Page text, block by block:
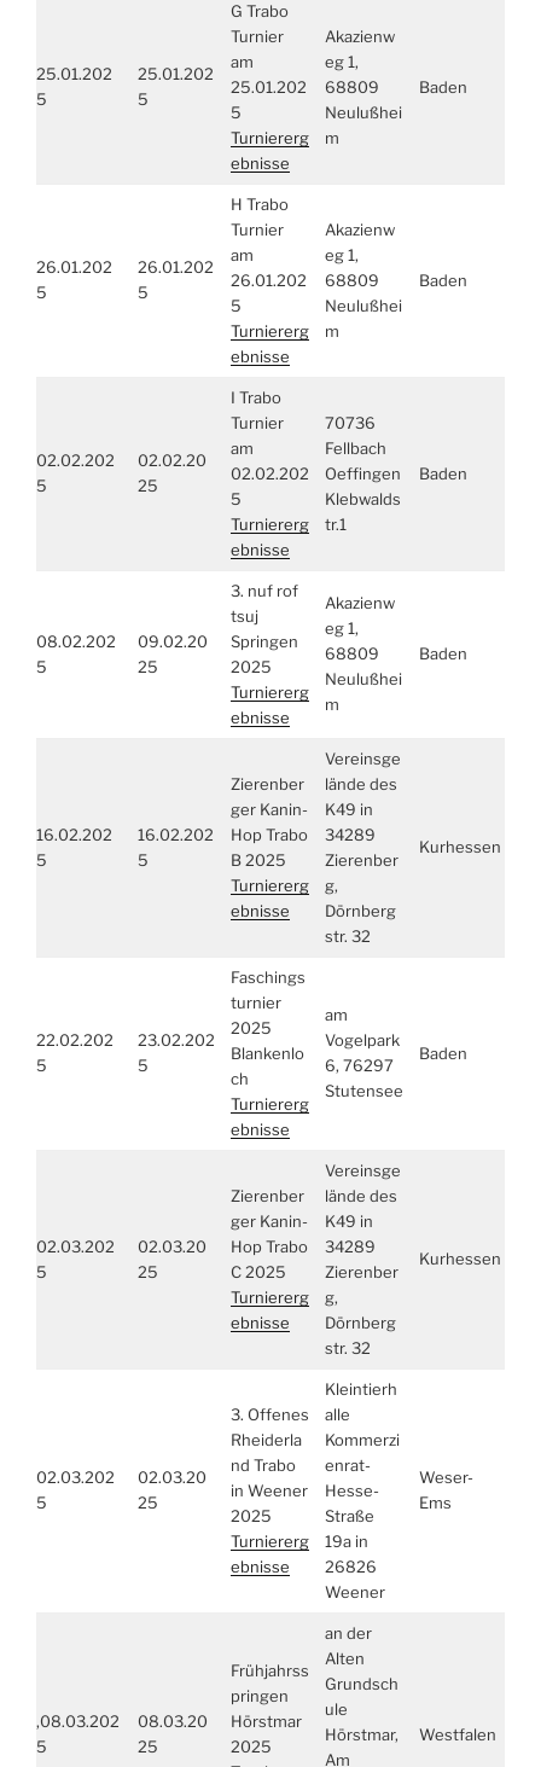
25.01.202
5
25.01.202
5
G Trabo
Turnier
am
25.01.202
5
Turniererg
ebnisse
Akazienw
eg 1,
68809
Neulußhei
m
Baden
26.01.202
5
26.01.202
5
H Trabo
Turnier
am
26.01.202
5
Turniererg
ebnisse
Akazienw
eg 1,
68809
Neulußhei
m
Baden
02.02.202
5
02.02.20
25
I Trabo
Turnier
am
02.02.202
5
Turniererg
ebnisse
70736
Fellbach
Oeffingen
Klebwalds
tr.1
Baden
08.02.202
5
09.02.20
25
3. nuf rof
tsuj
Springen
2025
Turniererg
ebnisse
Akazienw
eg 1,
68809
Neulußhei
m
Baden
16.02.202
5
16.02.202
5
Zierenber
ger Kanin-
Hop Trabo
B 2025
Turniererg
ebnisse
Vereinsge
lände des
K49 in
34289
Zierenber
g,
Dörnberg
str. 32
Kurhessen
22.02.202
5
23.02.202
5
Faschings
turnier
2025
Blankenlo
ch
Turniererg
ebnisse
am
Vogelpark
6, 76297
Stutensee
Baden
02.03.202
5
02.03.20
25
Zierenber
ger Kanin-
Hop Trabo
C 2025
Turniererg
ebnisse
Vereinsge
lände des
K49 in
34289
Zierenber
g,
Dörnberg
str. 32
Kurhessen
02.03.202
5
02.03.20
25
3. Offenes
Rheiderla
nd Trabo
in Weener
2025
Turniererg
ebnisse
Kleintierh
alle
Kommerzi
enrat-
Hesse-
Straße
19a in
26826
Weener
Weser-
Ems
,08.03.202
5
08.03.20
25
Frühjahrss
pringen
Hörstmar
2025
an der
Alten
Grundsch
ule
Hörstmar,
Am
Westfalen